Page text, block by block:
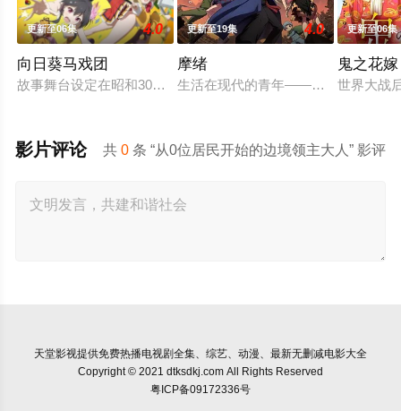
更新至06集 4.0
向日葵马戏团
故事舞台设定在昭和30年代左右的日本，正值高度经济成长期
更新至19集 4.0
摩绪
生活在现代的青年——摩绪（MAO）
更新至06集
鬼之花嫁
世界大战
共0 条 “从0位居民开始的边境领主大人” 影评
影片评论
天堂影视提供免费热播电视剧全集、综艺、动漫、最新无删减电影大全
Copyright © 2021 dtksdkj.com All Rights Reserved
粤ICP备09172336号